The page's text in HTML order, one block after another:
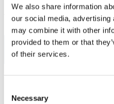
We also share information
our social media,
may combine it with other
provided to them or that
of their services.
Selection
Necessary
Viale Pasteur, 8/10 - 00144 Roma
Tel. +39 06-591.91.31/40
Fax. +39 06-591.0876
Eventi e news